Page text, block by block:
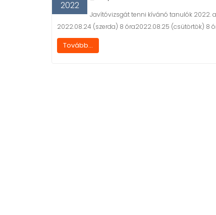
2022
Javítóvizsgát tenni kívánó tanulók 2022.
2022.08.24 (szerda) 8 óra2022.08.25 (csütörtök) 8
Tovább...